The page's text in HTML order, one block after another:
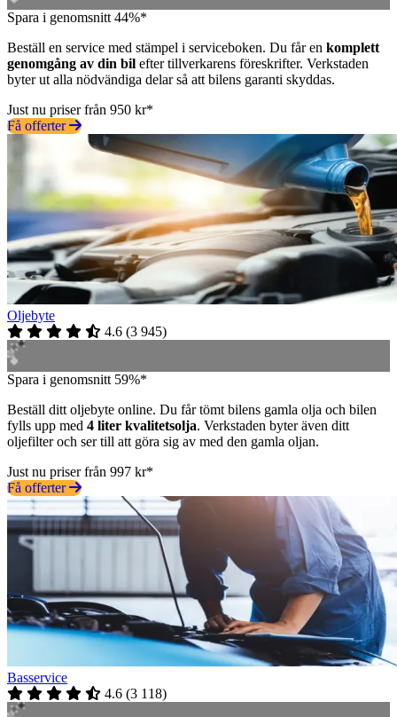
Spara i genomsnitt 44%*
Beställ en service med stämpel i serviceboken. Du får en komplett
genomgång av din bil efter tillverkarens föreskrifter. Verkstaden
byter ut alla nödvändiga delar så att bilens garanti skyddas.
Just nu priser från 950 kr*
Få offerter
Oljebyte
4.6 (3 945)
Spara i genomsnitt 59%*
Beställ ditt oljebyte online. Du får tömt bilens gamla olja och bilen
fylls upp med 4 liter kvalitetsolja. Verkstaden byter även ditt
oljefilter och ser till att göra sig av med den gamla oljan.
Just nu priser från 997 kr*
Få offerter
Basservice
4.6 (3 118)